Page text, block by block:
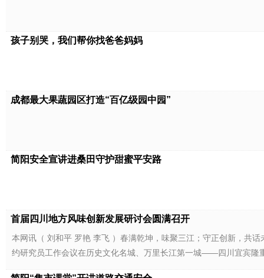
孩子别哭，我们帮你找爸爸妈妈
成都最大果蔬园区打造“百亿级园中园”
简阳安全宣讲进桑田守护甜蜜平安路
首届四川地方风味创新发展研讨会圆满召开
本网讯（ 刘和平 罗艳 李飞 ）春满乾坤，味聚三江；守正创新，共
约研究员工作会议在历史文化名城、万里长江第一城——四川宜宾隆